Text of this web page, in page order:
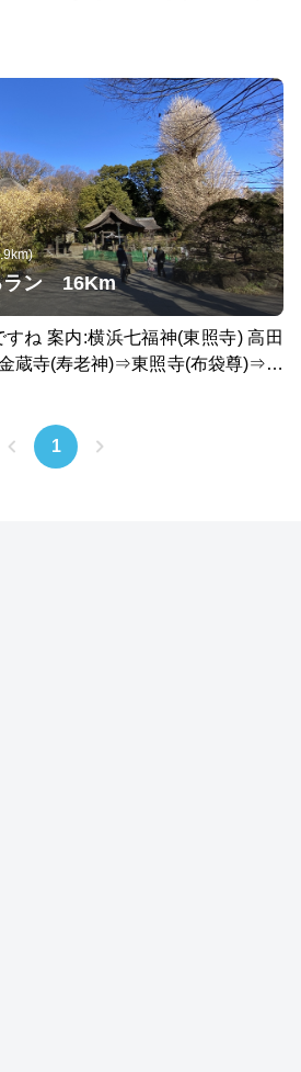
根駅伝のコースから少し外れてま
。
ラン 16Km
寺) 高田
蔵寺(寿老神)⇒東照寺(布袋尊)⇒西
黒天)⇒蓮勝寺(毘沙門天)⇒菊名池
1